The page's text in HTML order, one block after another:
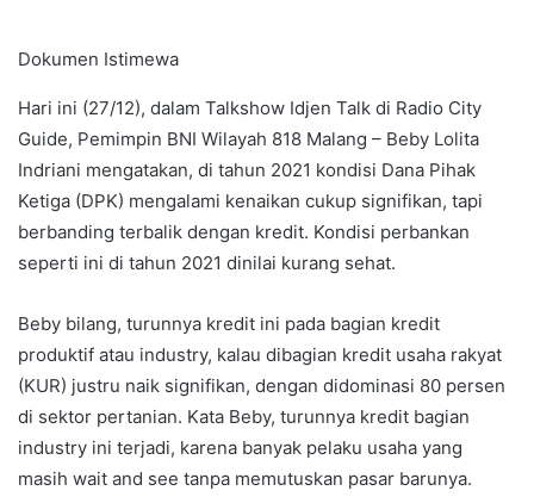
Dokumen Istimewa
Hari ini (27/12), dalam Talkshow Idjen Talk di Radio City
Guide, Pemimpin BNI Wilayah 818 Malang – Beby Lolita
Indriani mengatakan, di tahun 2021 kondisi Dana Pihak
Ketiga (DPK) mengalami kenaikan cukup signifikan, tapi
berbanding terbalik dengan kredit. Kondisi perbankan
seperti ini di tahun 2021 dinilai kurang sehat.
Beby bilang, turunnya kredit ini pada bagian kredit
produktif atau industry, kalau dibagian kredit usaha rakyat
(KUR) justru naik signifikan, dengan didominasi 80 persen
di sektor pertanian. Kata Beby, turunnya kredit bagian
industry ini terjadi, karena banyak pelaku usaha yang
masih wait and see tanpa memutuskan pasar barunya.